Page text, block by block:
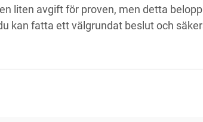
liten avgift för proven, men detta
kan fatta ett välgrundat beslut och